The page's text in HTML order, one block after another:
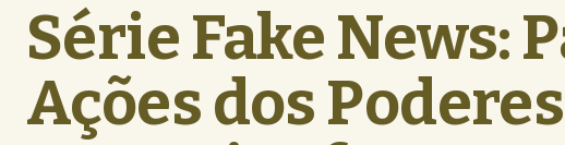
Série Fake News:
Ações dos